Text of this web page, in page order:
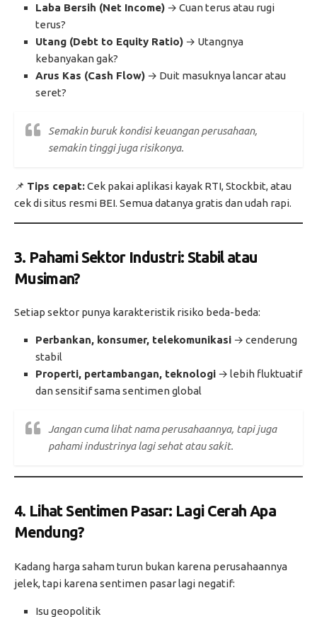
Laba Bersih (Net Income) → Cuan terus atau rugi
terus?
Utang (Debt to Equity Ratio) → Utangnya
kebanyakan gak?
Arus Kas (Cash Flow) → Duit masuknya lancar atau
seret?
Semakin buruk kondisi keuangan perusahaan,
semakin tinggi juga risikonya.
📌 Tips cepat:Cek pakai aplikasi kayak RTI, Stockbit, atau
cek di situs resmi BEI. Semua datanya gratis dan udah rapi.
3. Pahami Sektor Industri: Stabil atau
Musiman?
Setiap sektor punya karakteristik risiko beda-beda:
Perbankan, konsumer, telekomunikasi → cenderung
stabil
Properti, pertambangan, teknologi → lebih fluktuatif
dan sensitif sama sentimen global
Jangan cuma lihat nama perusahaannya, tapi juga
pahami industrinya lagi sehat atau sakit.
4. Lihat Sentimen Pasar: Lagi Cerah Apa
Mendung?
Kadang harga saham turun bukan karena perusahaannya
jelek, tapi karena sentimen pasar lagi negatif:
Isu geopolitik